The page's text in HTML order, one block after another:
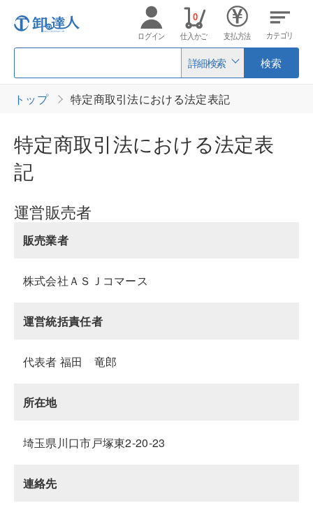
詳細検索 検索
ログイン 仕入かご
0
支払方法 カテゴリ
トップ 特定商取引法における法定表記
特定商取引法における法定表
記
運営販売者
販売業者
株式会社ＡＳＪコマース
運営統括責任者
代表者 福田 竜郎
所在地
埼玉県川口市戸塚東2-20-23
連絡先